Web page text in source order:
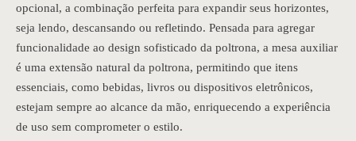
opcional, a combinação perfeita para expandir seus horizontes,
seja lendo, descansando ou refletindo. Pensada para agregar
funcionalidade ao design sofisticado da poltrona, a mesa auxiliar
é uma extensão natural da poltrona, permitindo que itens
essenciais, como bebidas, livros ou dispositivos eletrônicos,
estejam sempre ao alcance da mão, enriquecendo a experiência
de uso sem comprometer o estilo.